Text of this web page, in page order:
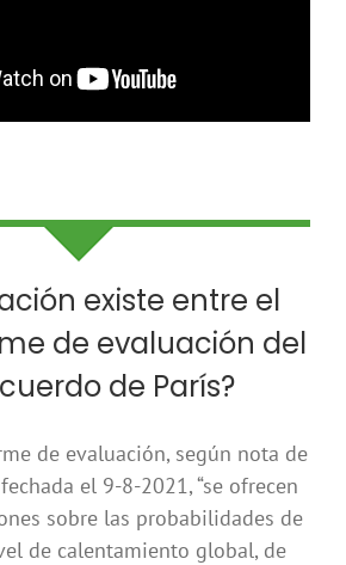
existe entre el
de evaluación del
de París?
de evaluación, según nota de
el 9-8-2021, “se ofrecen
sobre las probabilidades de
de calentamiento global, de